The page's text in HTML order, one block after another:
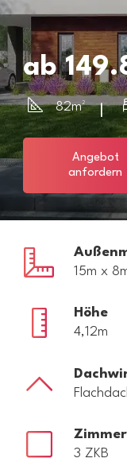
ab
82m² |
Angebot
anfordern
15m x
Höhe
4,12m
Zimmer
3 ZKB